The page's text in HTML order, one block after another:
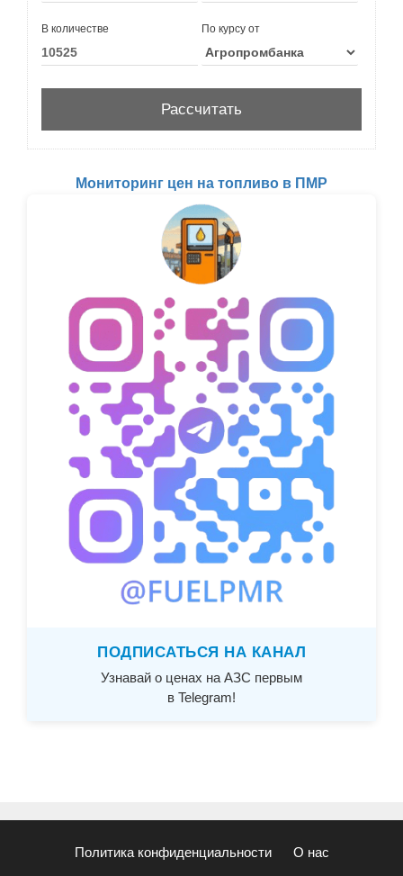
В количестве По курсу от
Мониторинг цен на топливо в ПМР
ПОДПИСАТЬСЯ НА КАНАЛ
Узнавай о ценах на АЗС первым
в Telegram!
Политика конфиденциальности О нас